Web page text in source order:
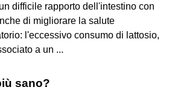
difficile rapporto dell'intestino con
di migliorare la salute
l'eccessivo consumo di lattosio,
a un ...
sano?